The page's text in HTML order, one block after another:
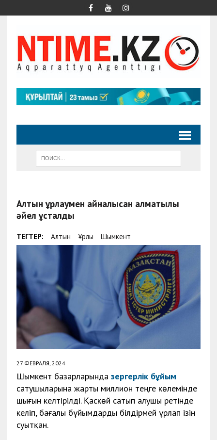
Алтын ұрлаумен айналысқан алматылық
әйел ұсталды
ТЕГТЕР: Алтын Ұрлық Шымкент
27 ФЕВРАЛЯ, 2024
Шымкент базарларында зергерлік бұйым
сатушыларына жарты миллион теңге көлемінде
шығын келтірілді. Қаскөй сатып алушы ретінде
келіп, бағалы бұйымдарды білдірмей ұрлап ізін
суытқан.